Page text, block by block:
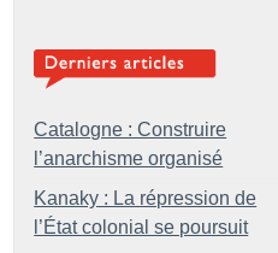
Catalogne : Construire
l’anarchisme organisé
Kanaky : La répression de
l’État colonial se poursuit